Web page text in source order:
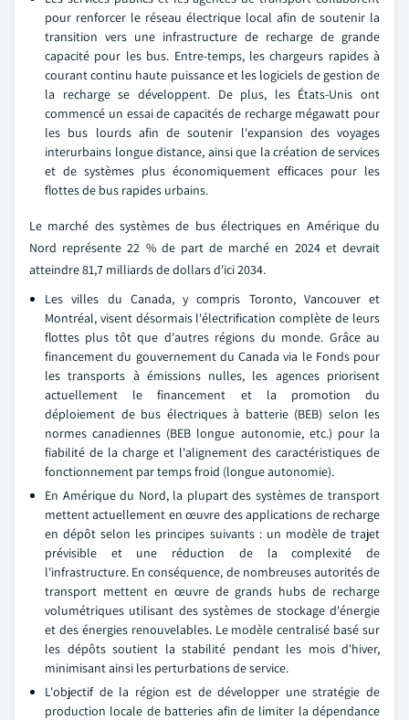
pour renforcer le réseau électrique local afin de soutenir la
transition vers une infrastructure de recharge de grande
capacité pour les bus. Entre-temps, les chargeurs rapides à
courant continu haute puissance et les logiciels de gestion de
la recharge se développent. De plus, les États-Unis ont
commencé un essai de capacités de recharge mégawatt pour
les bus lourds afin de soutenir l'expansion des voyages
interurbains longue distance, ainsi que la création de services
et de systèmes plus économiquement efficaces pour les
flottes de bus rapides urbains.
Le marché des systèmes de bus électriques en Amérique du
Nord représente 22 % de part de marché en 2024 et devrait
atteindre 81,7 milliards de dollars d'ici 2034.
Les villes du Canada, y compris Toronto, Vancouver et
Montréal, visent désormais l'électrification complète de leurs
flottes plus tôt que d'autres régions du monde. Grâce au
financement du gouvernement du Canada via le Fonds pour
les transports à émissions nulles, les agences priorisent
actuellement le financement et la promotion du
déploiement de bus électriques à batterie (BEB) selon les
normes canadiennes (BEB longue autonomie, etc.) pour la
fiabilité de la charge et l'alignement des caractéristiques de
fonctionnement par temps froid (longue autonomie).
En Amérique du Nord, la plupart des systèmes de transport
mettent actuellement en œuvre des applications de recharge
en dépôt selon les principes suivants : un modèle de trajet
prévisible et une réduction de la complexité de
l'infrastructure. En conséquence, de nombreuses autorités de
transport mettent en œuvre de grands hubs de recharge
volumétriques utilisant des systèmes de stockage d'énergie
et des énergies renouvelables. Le modèle centralisé basé sur
les dépôts soutient la stabilité pendant les mois d'hiver,
minimisant ainsi les perturbations de service.
L'objectif de la région est de développer une stratégie de
production locale de batteries afin de limiter la dépendance